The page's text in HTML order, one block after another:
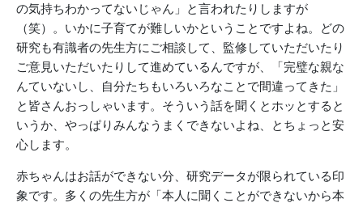
の気持ちわかってないじゃん」と言われたりしますが
（笑）。いかに子育てが難しいかということですよね。どの
研究も有識者の先生方にご相談して、監修していただいたり
ご意見いただいたりして進めているんですが、「完璧な親な
んていないし、自分たちもいろいろなことで間違ってきた」
と皆さんおっしゃいます。そういう話を聞くとホッとすると
いうか、やっぱりみんなうまくできないよね、とちょっと安
心します。
赤ちゃんはお話ができない分、研究データが限られている印
象です。多くの先生方が「本人に聞くことができないから本